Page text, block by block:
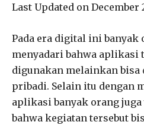
Last Updated on December
Pada era digital ini banyak
menyadari bahwa aplikasi
digunakan melainkan bisa
pribadi. Selain itu dengan
aplikasi banyak orang
bahwa kegiatan tersebut